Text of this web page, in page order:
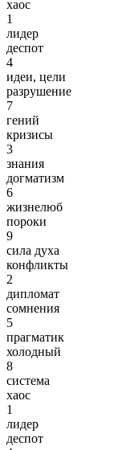
хаос
1
лидер
деспот
4
идеи, цели
разрушение
7
гений
кризисы
3
знания
догматизм
6
жизнелюб
пороки
9
сила духа
конфликты
2
дипломат
сомнения
5
прагматик
холодный
8
система
хаос
1
лидер
деспот